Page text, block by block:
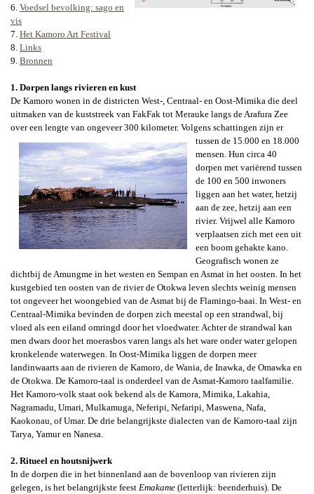
6. Voedsel bevolking: sago en
vis
7. Het Kamoro Art Festival
8. Links
9. Bronnen
1. Dorpen langs rivieren en kust
De Kamoro wonen in de districten West-, Centraal- en Oost-Mimika die deel
uitmaken van de kuststreek van FakFak tot Merauke langs de Arafura Zee
over een lengte van ongeveer 300 kilometer. Volgens schattingen zijn er
tussen de 15.000 en 18.000
mensen. Hun circa 40
dorpen met variërend tussen
de 100 en 500 inwoners
liggen aan het water, hetzij
aan de zee, hetzij aan een
rivier. Vrijwel alle Kamoro
verplaatsen zich met een uit
een boom gehakte kano.
Geografisch wonen ze
dichtbij de Amungme in het westen en Sempan en Asmat in het oosten. In het
kustgebied ten oosten van de rivier de Otokwa leven slechts weinig mensen
tot ongeveer het woongebied van de Asmat bij de Flamingo-baai. In West- en
Centraal-Mimika bevinden de dorpen zich meestal op een strandwal, bij
vloed als een eiland omringd door het vloedwater. Achter de strandwal kan
men dwars door het moerasbos varen langs als het ware onder water gelopen
kronkelende waterwegen. In Oost-Mimika liggen de dorpen meer
landinwaarts aan de rivieren de Kamoro, de Wania, de Inawka, de Omawka en
de Otokwa. De Kamoro-taal is onderdeel van de Asmat-Kamoro taalfamilie.
Het Kamoro-volk staat ook bekend als de Kamora, Mimika, Lakahia,
Nagramadu, Umari, Mulkamuga, Neferipi, Nefaripi, Maswena, Nafa,
Kaokonau, of Umar. De drie belangrijkste dialecten van de Kamoro-taal zijn
Tarya, Yamur en Nanesa.
2. Ritueel en houtsnijwerk
In de dorpen die in het binnenland aan de bovenloop van rivieren zijn
gelegen, is het belangrijkste feest Emakame (letterlijk: beenderhuis). De